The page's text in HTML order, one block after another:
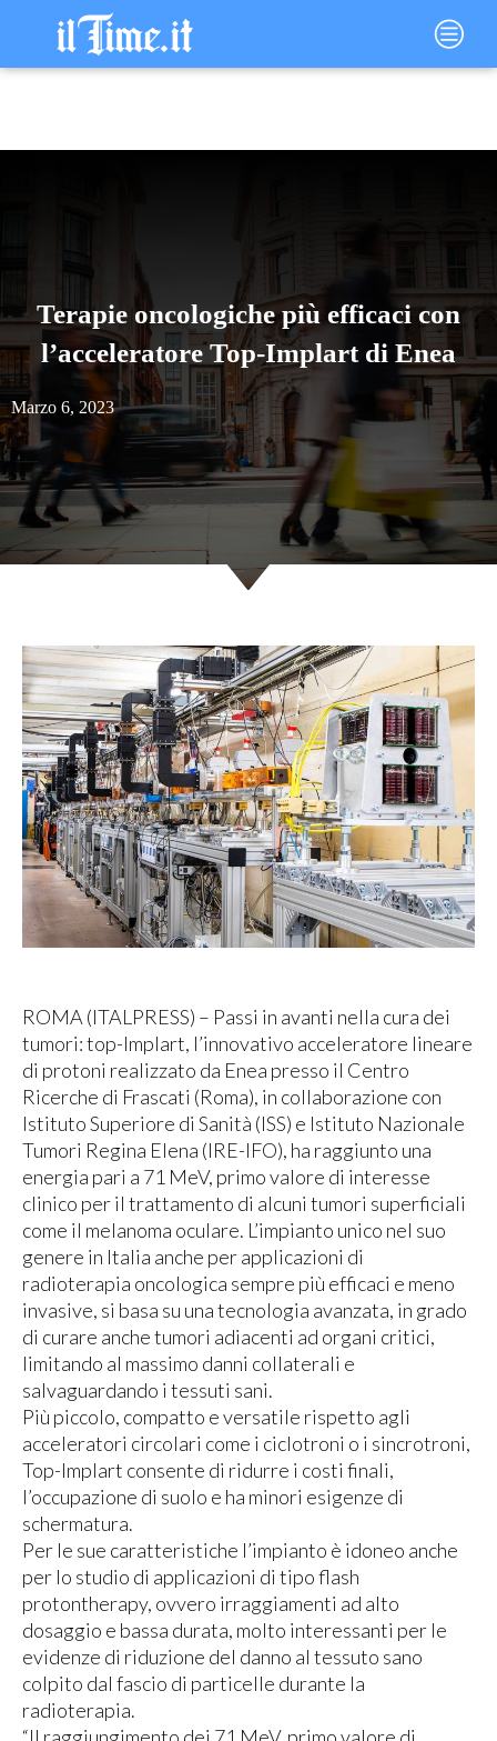
contenuto
Main
Menu
Terapie oncologiche più efficaci con
l’acceleratore Top-Implart di Enea
Marzo 6, 2023
ROMA (ITALPRESS) – Passi in avanti nella cura dei
tumori: top-Implart, l’innovativo acceleratore lineare
di protoni realizzato da Enea presso il Centro
Ricerche di Frascati (Roma), in collaborazione con
Istituto Superiore di Sanità (ISS) e Istituto Nazionale
Tumori Regina Elena (IRE-IFO), ha raggiunto una
energia pari a 71 MeV, primo valore di interesse
clinico per il trattamento di alcuni tumori superficiali
come il melanoma oculare. L’impianto unico nel suo
genere in Italia anche per applicazioni di
radioterapia oncologica sempre più efficaci e meno
invasive, si basa su una tecnologia avanzata, in grado
di curare anche tumori adiacenti ad organi critici,
limitando al massimo danni collaterali e
salvaguardando i tessuti sani.
Più piccolo, compatto e versatile rispetto agli
acceleratori circolari come i ciclotroni o i sincrotroni,
Top-Implart consente di ridurre i costi finali,
l’occupazione di suolo e ha minori esigenze di
schermatura.
Per le sue caratteristiche l’impianto è idoneo anche
per lo studio di applicazioni di tipo flash
protontherapy, ovvero irraggiamenti ad alto
dosaggio e bassa durata, molto interessanti per le
evidenze di riduzione del danno al tessuto sano
colpito dal fascio di particelle durante la
radioterapia.